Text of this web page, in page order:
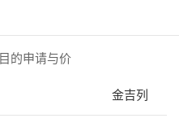
的申请与价
金吉列